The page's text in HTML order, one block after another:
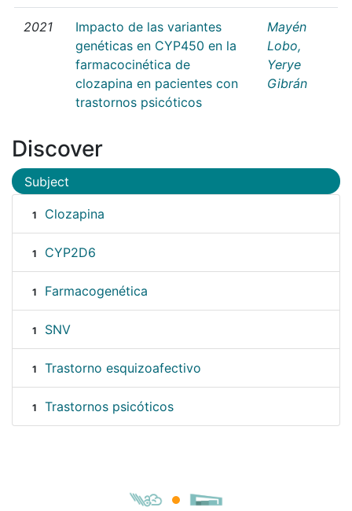
2021
Impacto de las variantes
genéticas en CYP450 en la
farmacocinética de
clozapina en pacientes con
trastornos psicóticos
Mayén
Lobo,
Yerye
Gibrán
Discover
Subject
1 Clozapina
1 CYP2D6
1 Farmacogenética
1 SNV
1 Trastorno esquizoafectivo
1 Trastornos psicóticos